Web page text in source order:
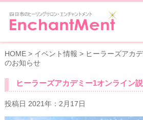
HOME> イベント情報 > ヒーラーズアカ
のお知らせ
ヒーラーズアカデミー1オンライン
投稿日 2021年：2月17日